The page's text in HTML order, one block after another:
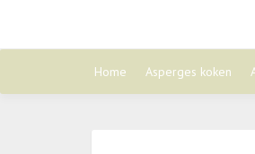
Home Asperges koken